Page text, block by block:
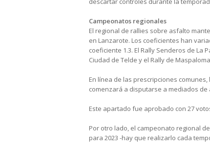
Campeonatos regionales
El regional de rallies sobre asfalto
en Lanzarote. Los coeficientes han
coeficiente 1.3. El Rally Senderos de La
Ciudad de Telde y el Rally de
En línea de las prescripciones
comenzará a disputarse a mediados de
Este apartado fue aprobado con 27
Por otro lado, el campeonato regional
para 2023 -hay que realizarlo cada